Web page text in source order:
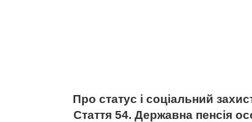
Про статус і соціальний
Стаття 54. Державна пенсія